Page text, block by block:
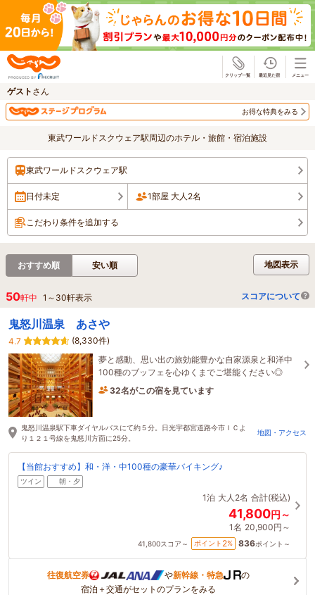
ゲスト さん
お得な特典をみる
東武ワールドスクウェア駅周辺のホテル・旅館・宿泊施設
東武ワールドスクウェア駅
日付未定 1部屋 大人2名
こだわり条件を追加する
地図表示
おすすめ順 安い順
50軒中 1 ～ 30軒表示 スコアについて
鬼怒川温泉 あさや
4.7
(8,330件)
夢と感動、思い出の旅効能豊かな自家源泉と和洋中
100種のブッフェを心ゆくまでご堪能ください◎
32名がこの宿を見ています
鬼怒川温泉駅下車ダイヤルバスにて約５分。日光宇都宮道路今市ＩＣよ
り１２１号線を鬼怒川方面に25分。
地図・アクセス
【当館おすすめ】和・洋・中100種の豪華バイキング♪
ツイン 朝・夕
1泊 大人2名 合計(税込)
41,800円～
1名 20,900円～
41,800スコア～ ポイント 2% 836ポイント～
往復航空券 や新幹線・特急
の
宿泊＋交通がセットのプランをみる